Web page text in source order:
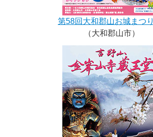
第58回大和郡山お城まつり
（大和郡山市）